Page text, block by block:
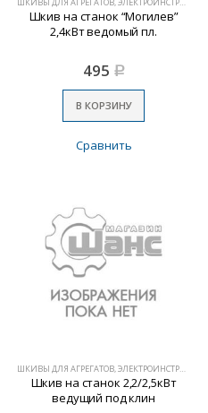
Шкив на станок “Могилев”
2,4кВт ведомый пл.
495 Р
В КОРЗИНУ
Сравнить
ШКИВЫ ДЛЯ АГРЕГАТОВ, ЭЛЕКТРОИНСТРУМЕНТА
Шкив на станок 2,2/2,5кВт
ведущий под клин